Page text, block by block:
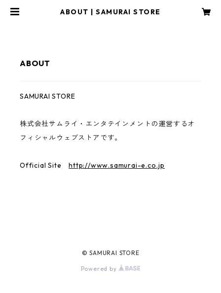
ABOUT | SAMURAI STORE
ABOUT
SAMURAI STORE
株式会社サムライ・エンタテインメントの運営するオ
フィシャルウェブストアです。
Official Sitehttp://www.samurai-e.co.jp
© SAMURAI STORE
Powered by